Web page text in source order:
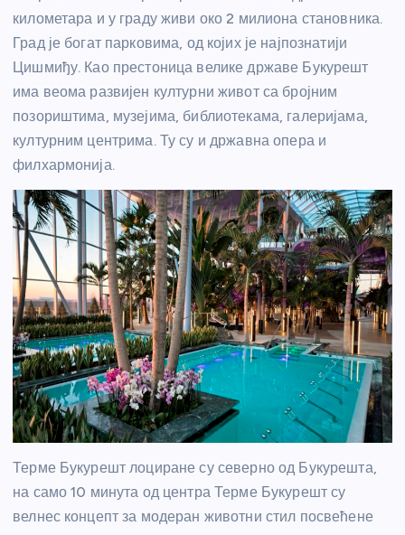
километара и у граду живи око 2 милиона становника.
Град је богат парковима, од којих је најпознатији
Цишмиђу. Као престоница велике државе Букурешт
има веома развијен културни живот са бројним
позориштима, музејима, библиотекама, галеријама,
културним центрима. Ту су и државна опера и
филхармонија.
Терме Букурешт лоциране су северно од Букурешта,
на само 10 минута од центра Терме Букурешт су
велнес концепт за модеран животни стил посвећене